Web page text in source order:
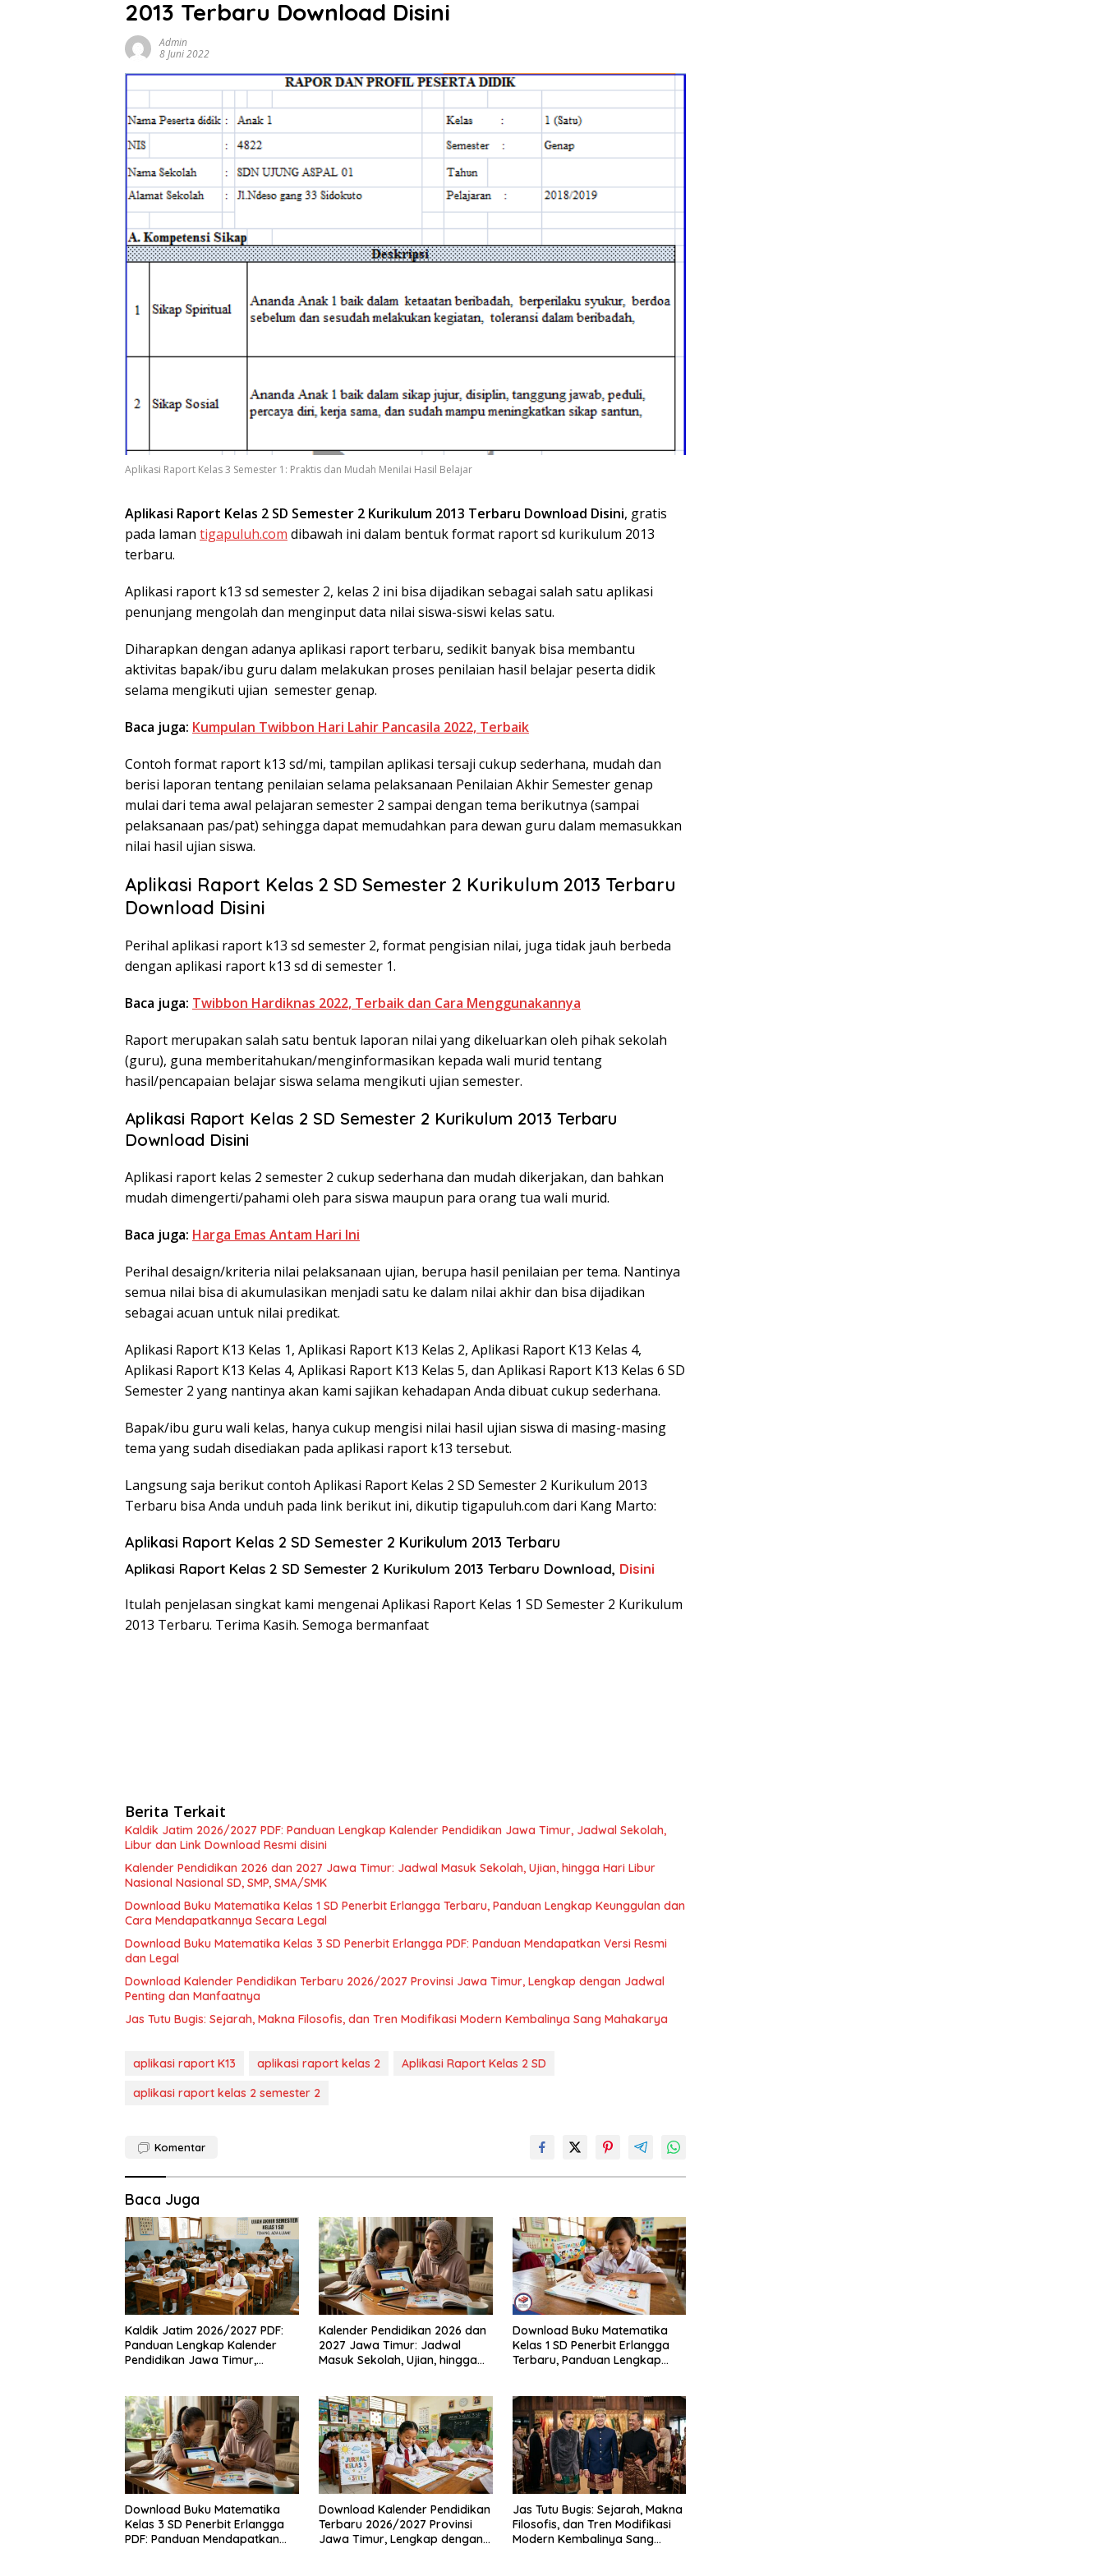
2013 Terbaru Download Disini
Admin
8 Juni 2022
Aplikasi Raport Kelas 3 Semester 1: Praktis dan Mudah Menilai Hasil Belajar
Aplikasi Raport Kelas 2 SD Semester 2 Kurikulum 2013 Terbaru Download Disini, gratis
pada laman tigapuluh.com dibawah ini dalam bentuk format raport sd kurikulum 2013
terbaru.
Aplikasi raport k13 sd semester 2, kelas 2 ini bisa dijadikan sebagai salah satu aplikasi
penunjang mengolah dan menginput data nilai siswa-siswi kelas satu.
Diharapkan dengan adanya aplikasi raport terbaru, sedikit banyak bisa membantu
aktivitas bapak/ibu guru dalam melakukan proses penilaian hasil belajar peserta didik
selama mengikuti ujian semester genap.
Baca juga: Kumpulan Twibbon Hari Lahir Pancasila 2022, Terbaik
Contoh format raport k13 sd/mi, tampilan aplikasi tersaji cukup sederhana, mudah dan
berisi laporan tentang penilaian selama pelaksanaan Penilaian Akhir Semester genap
mulai dari tema awal pelajaran semester 2 sampai dengan tema berikutnya (sampai
pelaksanaan pas/pat) sehingga dapat memudahkan para dewan guru dalam memasukkan
nilai hasil ujian siswa.
Aplikasi Raport Kelas 2 SD Semester 2 Kurikulum 2013 Terbaru
Download Disini
Perihal aplikasi raport k13 sd semester 2, format pengisian nilai, juga tidak jauh berbeda
dengan aplikasi raport k13 sd di semester 1.
Baca juga: Twibbon Hardiknas 2022, Terbaik dan Cara Menggunakannya
Raport merupakan salah satu bentuk laporan nilai yang dikeluarkan oleh pihak sekolah
(guru), guna memberitahukan/menginformasikan kepada wali murid tentang
hasil/pencapaian belajar siswa selama mengikuti ujian semester.
Aplikasi Raport Kelas 2 SD Semester 2 Kurikulum 2013 Terbaru
Download Disini
Aplikasi raport kelas 2 semester 2 cukup sederhana dan mudah dikerjakan, dan bahkan
mudah dimengerti/pahami oleh para siswa maupun para orang tua wali murid.
Baca juga: Harga Emas Antam Hari Ini
Perihal desaign/kriteria nilai pelaksanaan ujian, berupa hasil penilaian per tema. Nantinya
semua nilai bisa di akumulasikan menjadi satu ke dalam nilai akhir dan bisa dijadikan
sebagai acuan untuk nilai predikat.
Aplikasi Raport K13 Kelas 1, Aplikasi Raport K13 Kelas 2, Aplikasi Raport K13 Kelas 4,
Aplikasi Raport K13 Kelas 4, Aplikasi Raport K13 Kelas 5, dan Aplikasi Raport K13 Kelas 6 SD
Semester 2 yang nantinya akan kami sajikan kehadapan Anda dibuat cukup sederhana.
Bapak/ibu guru wali kelas, hanya cukup mengisi nilai hasil ujian siswa di masing-masing
tema yang sudah disediakan pada aplikasi raport k13 tersebut.
Langsung saja berikut contoh Aplikasi Raport Kelas 2 SD Semester 2 Kurikulum 2013
Terbaru bisa Anda unduh pada link berikut ini, dikutip tigapuluh.com dari Kang Marto:
Aplikasi Raport Kelas 2 SD Semester 2 Kurikulum 2013 Terbaru
Aplikasi Raport Kelas 2 SD Semester 2 Kurikulum 2013 Terbaru Download, Disini
Itulah penjelasan singkat kami mengenai Aplikasi Raport Kelas 1 SD Semester 2 Kurikulum
2013 Terbaru. Terima Kasih. Semoga bermanfaat
Berita Terkait
Kaldik Jatim 2026/2027 PDF: Panduan Lengkap Kalender Pendidikan Jawa Timur, Jadwal Sekolah,
Libur dan Link Download Resmi disini
Kalender Pendidikan 2026 dan 2027 Jawa Timur: Jadwal Masuk Sekolah, Ujian, hingga Hari Libur
Nasional Nasional SD, SMP, SMA/SMK
Download Buku Matematika Kelas 1 SD Penerbit Erlangga Terbaru, Panduan Lengkap Keunggulan dan
Cara Mendapatkannya Secara Legal
Download Buku Matematika Kelas 3 SD Penerbit Erlangga PDF: Panduan Mendapatkan Versi Resmi
dan Legal
Download Kalender Pendidikan Terbaru 2026/2027 Provinsi Jawa Timur, Lengkap dengan Jadwal
Penting dan Manfaatnya
Jas Tutu Bugis: Sejarah, Makna Filosofis, dan Tren Modifikasi Modern Kembalinya Sang Mahakarya
aplikasi raport K13 aplikasi raport kelas 2
Aplikasi Raport Kelas 2 SD
aplikasi raport kelas 2 semester 2
Komentar
Baca Juga
Kaldik Jatim 2026/2027 PDF:
Panduan Lengkap Kalender
Pendidikan Jawa Timur,
Kalender Pendidikan 2026 dan
2027 Jawa Timur: Jadwal
Masuk Sekolah, Ujian, hingga
Download Buku Matematika
Kelas 1 SD Penerbit Erlangga
Terbaru, Panduan Lengkap
Download Buku Matematika
Kelas 3 SD Penerbit Erlangga
PDF: Panduan Mendapatkan
Download Kalender Pendidikan
Terbaru 2026/2027 Provinsi
Jawa Timur, Lengkap dengan
Jas Tutu Bugis: Sejarah, Makna
Filosofis, dan Tren Modifikasi
Modern Kembalinya Sang